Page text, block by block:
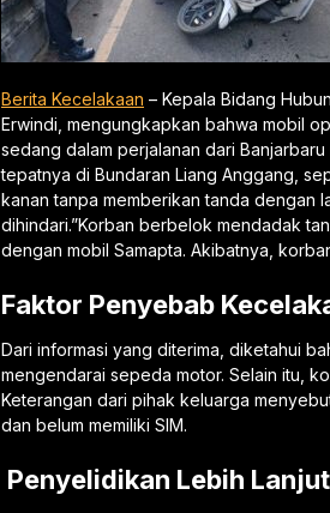
Berita Kecelakaan – Kepala Bidang
Erwindi, mengungkapkan bahwa mobil
sedang dalam perjalanan dari Banjarbaru
tepatnya di Bundaran Liang Anggang,
kanan tanpa memberikan tanda dengan
dihindari.”Korban berbelok mendadak
dengan mobil Samapta. Akibatnya,
Faktor Penyebab
Dari informasi yang diterima, diketahui
mengendarai sepeda motor. Selain itu,
Keterangan dari pihak keluarga
dan belum memiliki SIM.
Penyelidikan Lebih Lanjut